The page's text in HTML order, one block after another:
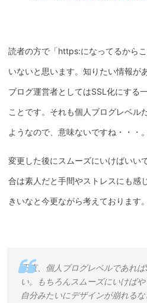
読者の方で「https:になってるから
いないと思います。知りたい情報が
ブログ運営者としてはSSL化にする
ことです。それも個人ブログレベル
ようなので、意味ないですね・・・。
変更した後にスムーズにいけばいい
合は素人だと手間やストレスにも感
きいなと今更ながら考えております。
正直、個人ブログレベルであれ
い。もちろんスムーズにいけばや
自分みたいにデザインが崩れる